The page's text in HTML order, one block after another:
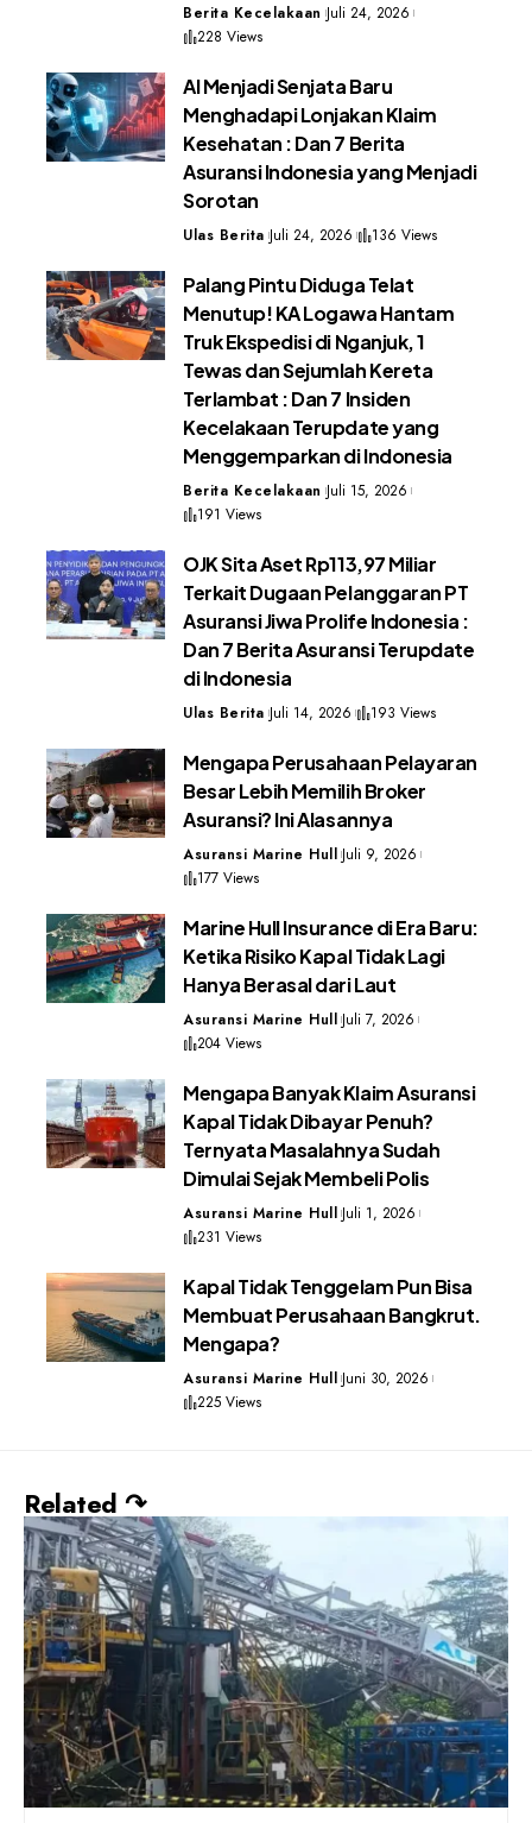
Berita Kecelakaan Juli 24, 2026
228 Views
AI Menjadi Senjata Baru
Menghadapi Lonjakan Klaim
Kesehatan : Dan 7 Berita
Asuransi Indonesia yang Menjadi
Sorotan
Ulas Berita Juli 24, 2026 136 Views
Palang Pintu Diduga Telat
Menutup! KA Logawa Hantam
Truk Ekspedisi di Nganjuk, 1
Tewas dan Sejumlah Kereta
Terlambat : Dan 7 Insiden
Kecelakaan Terupdate yang
Menggemparkan di Indonesia
Berita Kecelakaan Juli 15, 2026
191 Views
OJK Sita Aset Rp113,97 Miliar
Terkait Dugaan Pelanggaran PT
Asuransi Jiwa Prolife Indonesia :
Dan 7 Berita Asuransi Terupdate
di Indonesia
Ulas Berita Juli 14, 2026 193 Views
Mengapa Perusahaan Pelayaran
Besar Lebih Memilih Broker
Asuransi? Ini Alasannya
Asuransi Marine Hull Juli 9, 2026
177 Views
Marine Hull Insurance di Era Baru:
Ketika Risiko Kapal Tidak Lagi
Hanya Berasal dari Laut
Asuransi Marine Hull Juli 7, 2026
204 Views
Mengapa Banyak Klaim Asuransi
Kapal Tidak Dibayar Penuh?
Ternyata Masalahnya Sudah
Dimulai Sejak Membeli Polis
Asuransi Marine Hull Juli 1, 2026
231 Views
Kapal Tidak Tenggelam Pun Bisa
Membuat Perusahaan Bangkrut.
Mengapa?
Asuransi Marine Hull Juni 30, 2026
225 Views
Related ↷